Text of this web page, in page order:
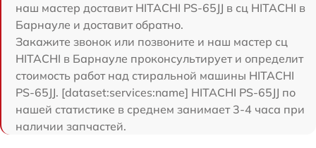
наш мастер доставит HITACHI PS-65JJ в сц HITACHI в
Барнауле и доставит обратно.
Закажите звонок или позвоните и наш мастер сц
HITACHI в Барнауле проконсультирует и определит
стоимость работ над стиральной машины HITACHI
PS-65JJ. [dataset:services:name] HITACHI PS-65JJ по
нашей статистике в среднем занимает 3-4 часа при
наличии запчастей.